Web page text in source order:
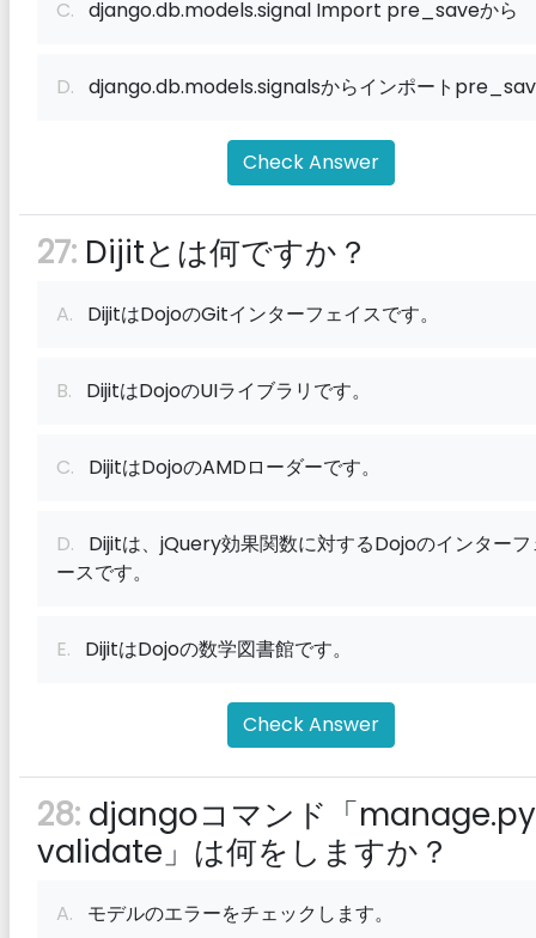
C. django.db.models.signal Import pre_saveから
D. django.db.models.signalsからインポート
Check Answer
27: Dijitとは何ですか？
A. DijitはDojoのGitインターフェイスです。
B. DijitはDojoのUIライブラリです。
C. DijitはDojoのAMDローダーです。
D. Dijitは、jQuery効果関数に対するDojoのインターフ
ースです。
E. DijitはDojoの数学図書館です。
Check Answer
28: djangoコマンド「manage.py
validate」は何をしますか？
A. モデルのエラーをチェックします。